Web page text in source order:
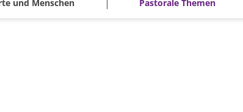
und Menschen Pastorale Themen